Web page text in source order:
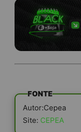
FONTE
Autor:Cepea
Site: CEPEA